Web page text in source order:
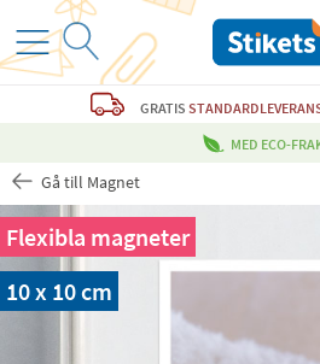
GRATIS
MED ECO-
Gå till Magnet
Flexibla magneter
10 x 10 cm